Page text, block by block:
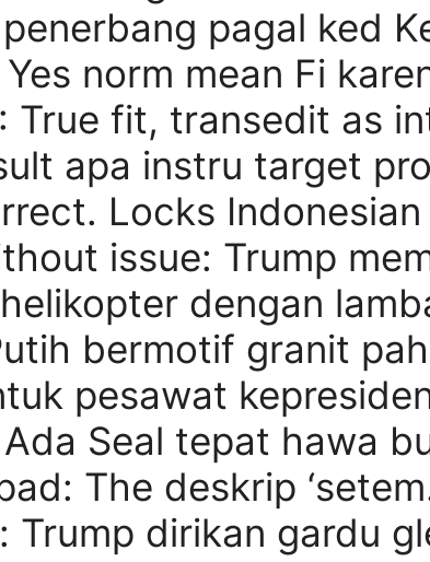
pagal ked
norm mean Fi
True fit, transedit as
apa instru target
Locks
issue: Trump
dengan
bermotif granit
pesawat
Seal tepat hawa
The deskrip
Trump dirikan gardu